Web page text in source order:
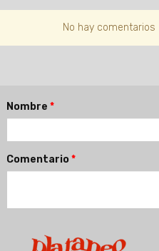
No hay comentarios
Nombre
Comentario